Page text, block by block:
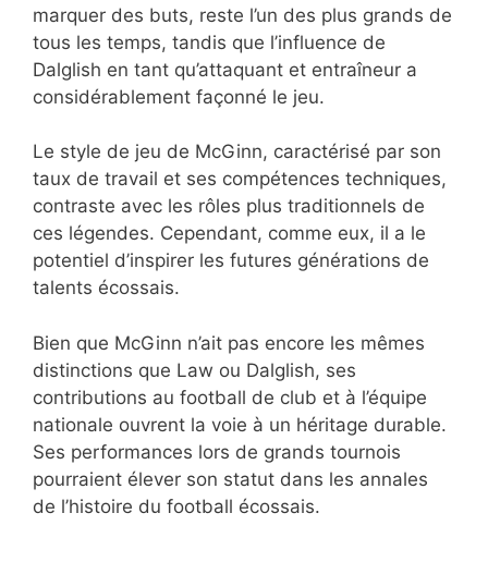
marquer des buts, reste l’un des plus grands de
tous les temps, tandis que l’influence de
Dalglish en tant qu’attaquant et entraîneur a
considérablement façonné le jeu.
Le style de jeu de McGinn, caractérisé par son
taux de travail et ses compétences techniques,
contraste avec les rôles plus traditionnels de
ces légendes. Cependant, comme eux, il a le
potentiel d’inspirer les futures générations de
talents écossais.
Bien que McGinn n’ait pas encore les mêmes
distinctions que Law ou Dalglish, ses
contributions au football de club et à l’équipe
nationale ouvrent la voie à un héritage durable.
Ses performances lors de grands tournois
pourraient élever son statut dans les annales
de l’histoire du football écossais.